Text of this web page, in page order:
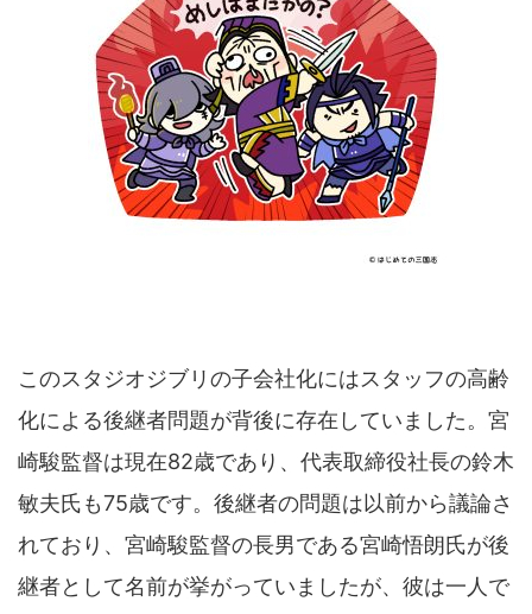
このスタジオジブリの子会社化にはスタッフの高齢
化による後継者問題が背後に存在していました。宮
崎駿監督は現在82歳であり、代表取締役社長の鈴木
敏夫氏も75歳です。後継者の問題は以前から議論さ
れており、宮崎駿監督の長男である宮崎悟朗氏が後
継者として名前が挙がっていましたが、彼は一人で